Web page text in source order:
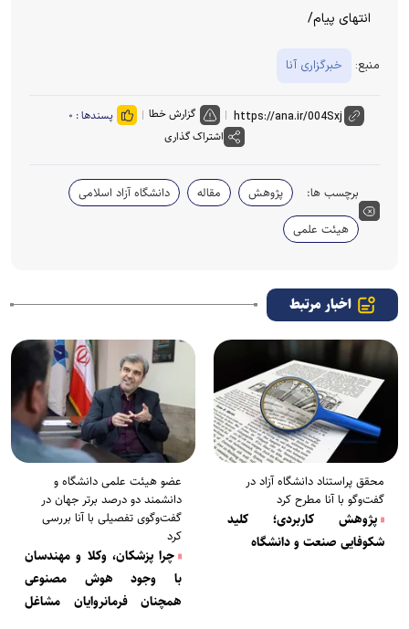
انتهای پیام/
منبع: خبرگزاری آنا
گزارش خطا پسندها : ۰
اشتراک گذاری
برچسب ها: پژوهش مقاله
دانشگاه آزاد اسلامی
هیئت علمی
اخبار مرتبط
محقق پر‌استناد دانشگاه آزاد در
گفت‌و‌گو با آنا مطرح کرد
پژوهش کاربردی؛ کلید
شکوفایی صنعت و دانشگاه
عضو هیئت علمی دانشگاه و
دانشمند دو درصد برتر جهان در
گفت‌وگوی تفصیلی با آنا بررسی
کرد
چرا پزشکان، وکلا و مهندسان
با وجود هوش مصنوعی
همچنان فرمانروایان مشاغل